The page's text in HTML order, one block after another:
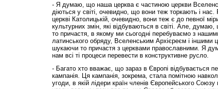
- Я думаю, що наша церква є частиною церкви
діються у світі, очевидно, що вони теж торкають і нас.
церкві Католицькій, очевидно, вони теж є до певної
культурних змін, які відбуваються в світі. Але,
то причастя, в якому ми сьогодні перебуваємо з
латинського обряду, Вселенським Архієреєм і іншими
шукаючи то причастя з церквами православними. Я
нам всі ті процеси перевести в конструктивне русло.
- Багато хто вважає, що зараз в Європі відбувається
кампанія. Ця кампанія, зокрема, стала помітною
угоди, в якій лідери країн членів Європейського